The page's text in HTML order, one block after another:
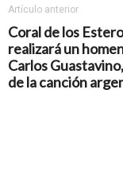
Artículo anterior
Coral de los
realizará un
Carlos
de la canción